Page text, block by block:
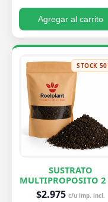
Agregar al carrito
STOCK
SUSTRATO
MULTIPROPOSITO 2
ROELPLANT
$2.975 c/u imp. incl.